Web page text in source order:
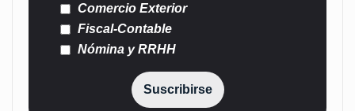
Comercio Exterior
Fiscal-Contable
Nómina y RRHH
Suscribirse